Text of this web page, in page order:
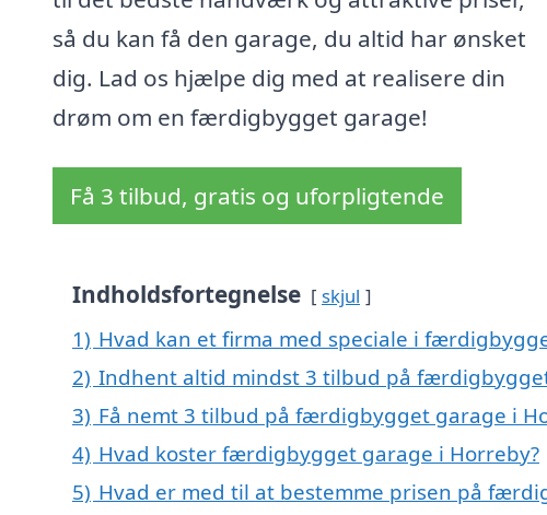
så du kan få den garage, du altid har ønsket
dig. Lad os hjælpe dig med at realisere din
drøm om en færdigbygget garage!
Få 3 tilbud, gratis og uforpligtende
Indholdsfortegnelse skjul
1) Hvad kan et firma med speciale i
2) Indhent altid mindst 3 tilbud på
3) Få nemt 3 tilbud på færdigbygget garage i
4) Hvad koster færdigbygget garage i Horreby?
5) Hvad er med til at bestemme prisen på